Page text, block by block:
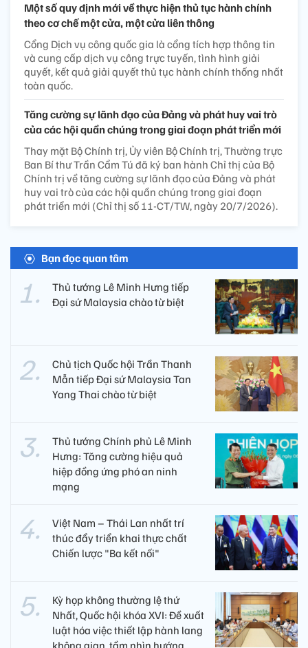
Một số quy định mới về thực hiện thủ tục hành chính
theo cơ chế một cửa, một cửa liên thông
Cổng Dịch vụ công quốc gia là cổng tích hợp thông tin
và cung cấp dịch vụ công trực tuyến, tình hình giải
quyết, kết quả giải quyết thủ tục hành chính thống nhất
toàn quốc.
Tăng cường sự lãnh đạo của Đảng và phát huy vai trò
của các hội quần chúng trong giai đoạn phát triển mới
Thay mặt Bộ Chính trị, Ủy viên Bộ Chính trị, Thường trực
Ban Bí thư Trần Cẩm Tú đã ký ban hành Chỉ thị của Bộ
Chính trị về tăng cường sự lãnh đạo của Đảng và phát
huy vai trò của các hội quần chúng trong giai đoạn
phát triển mới (Chỉ thị số 11-CT/TW, ngày 20/7/2026).
Bạn đọc quan tâm
Thủ tướng Lê Minh Hưng tiếp
Đại sứ Malaysia chào từ biệt
Chủ tịch Quốc hội Trần Thanh
Mẫn tiếp Đại sứ Malaysia Tan
Yang Thai chào từ biệt
Thủ tướng Chính phủ Lê Minh
Hưng: Tăng cường hiệu quả
hiệp đồng ứng phó an ninh
mạng
Việt Nam – Thái Lan nhất trí
thúc đẩy triển khai thực chất
Chiến lược "Ba kết nối"
Kỳ họp không thường lệ thứ
Nhất, Quốc hội khóa XVI: Đề xuất
luật hóa việc thiết lập hành lang